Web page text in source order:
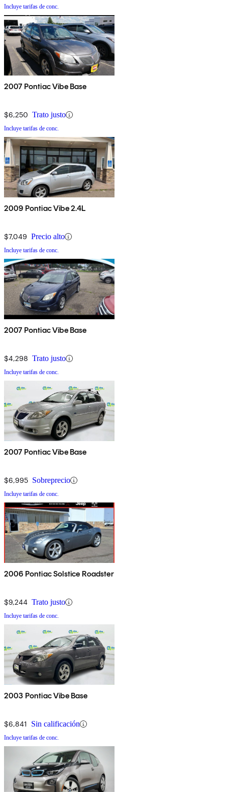
Incluye tarifas de conc.
2007 Pontiac Vibe Base
$6,250 Trato justo
Incluye tarifas de conc.
2009 Pontiac Vibe 2.4L
$7,049 Precio alto
Incluye tarifas de conc.
2007 Pontiac Vibe Base
$4,298 Trato justo
Incluye tarifas de conc.
2007 Pontiac Vibe Base
$6,995 Sobreprecio
Incluye tarifas de conc.
2006 Pontiac Solstice Roadster
$9,244 Trato justo
Incluye tarifas de conc.
2003 Pontiac Vibe Base
$6,841 Sin calificación
Incluye tarifas de conc.